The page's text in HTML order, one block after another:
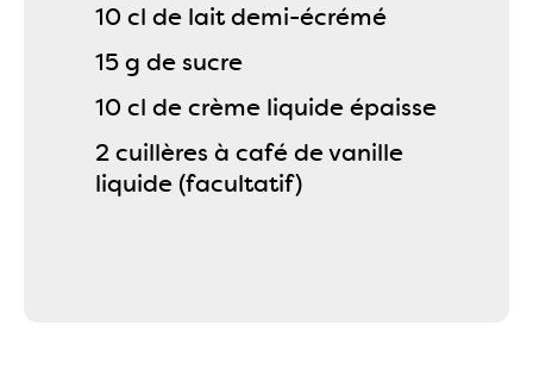
10 cl de lait demi-écrémé
15 g de sucre
10 cl de crème liquide épaisse
2 cuillères à café de vanille
liquide (facultatif)